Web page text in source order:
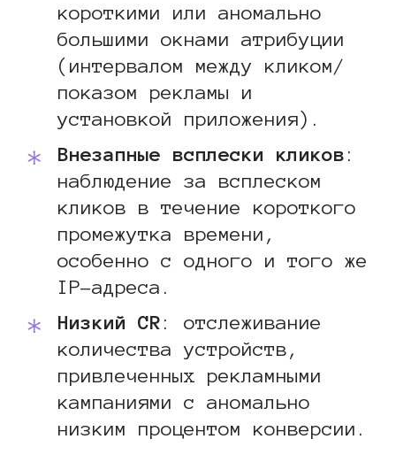
короткими или аномально
большими окнами атрибуции
(интервалом между кликом/
показом рекламы и
установкой приложения).
Внезапные всплески кликов :
наблюдение за всплеском
кликов в течение короткого
промежутка времени,
особенно с одного и того же
IP-адреса.
Низкий CR : отслеживание
количества устройств,
привлеченных рекламными
кампаниями с аномально
низким процентом конверсии.